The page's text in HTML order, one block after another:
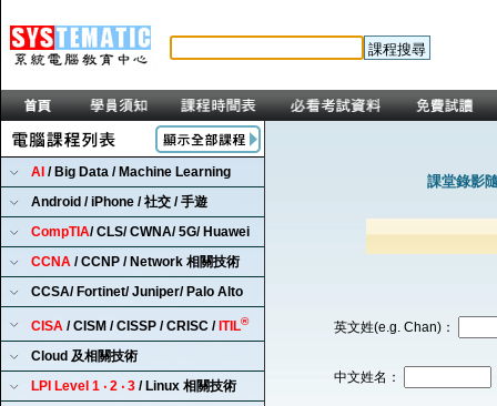
AI / Big Data / Machine Learning
Android / iPhone / 社交 / 手遊
CompTIA/ CLS/ CWNA/ 5G/ Huawei
CCNA / CCNP / Network 相關技術
CCSA/ Fortinet/ Juniper/ Palo Alto
CISA / CISM / CISSP / CRISC / ITIL®
Cloud 及相關技術
LPI Level 1 ‧ 2 ‧ 3 / Linux 相關技術
課堂錄影
英文姓(e.g. Chan)：
中文姓名：